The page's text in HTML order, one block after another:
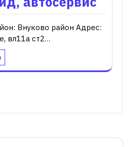
Внуково район Адрес:
вл11а ст2…